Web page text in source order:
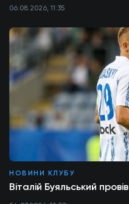
06.08.2026, 11:35
НОВИНИ КЛУБУ
Віталій Буяльський